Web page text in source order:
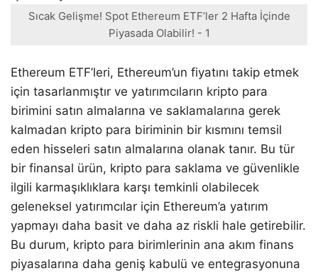
Sıcak Gelişme! Spot Ethereum ETF’ler 2 Hafta İçinde
Piyasada Olabilir! - 1
Ethereum ETF’leri, Ethereum’un fiyatını takip etmek
için tasarlanmıştır ve yatırımcıların kripto para
birimini satın almalarına ve saklamalarına gerek
kalmadan kripto para biriminin bir kısmını temsil
eden hisseleri satın almalarına olanak tanır. Bu tür
bir finansal ürün, kripto para saklama ve güvenlikle
ilgili karmaşıklıklara karşı temkinli olabilecek
geleneksel yatırımcılar için Ethereum’a yatırım
yapmayı daha basit ve daha az riskli hale getirebilir.
Bu durum, kripto para birimlerinin ana akım finans
piyasalarına daha geniş kabulü ve entegrasyonuna